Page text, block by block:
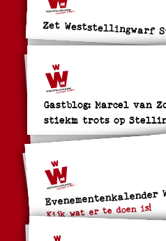
Zet Weststellingwarf
Gastblog: Marcel van
stiekm trots op
Kijk wat er te doen is!